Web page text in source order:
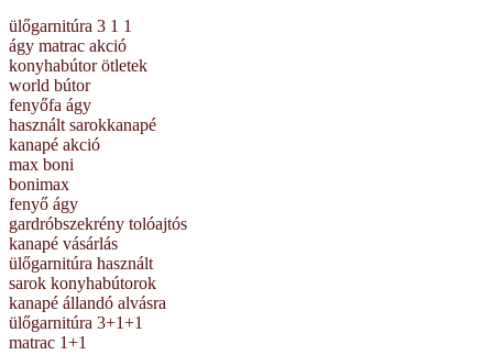
ülőgarnitúra 3 1 1
ágy matrac akció
konyhabútor ötletek
world bútor
fenyőfa ágy
használt sarokkanapé
kanapé akció
max boni
bonimax
fenyő ágy
gardróbszekrény tolóajtós
kanapé vásárlás
ülőgarnitúra használt
sarok konyhabútorok
kanapé állandó alvásra
ülőgarnitúra 3+1+1
matrac 1+1